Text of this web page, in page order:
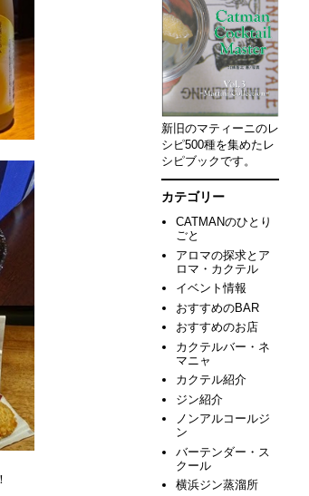
新旧のマティーニのレ
シピ500種を集めたレ
シピブックです。
カテゴリー
CATMANのひとり
ごと
アロマの探求とア
ロマ・カクテル
イベント情報
おすすめのBAR
おすすめのお店
カクテルバー・ネ
マニャ
カクテル紹介
ジン紹介
ノンアルコールジ
ン
バーテンダー・ス
クール
横浜ジン蒸溜所